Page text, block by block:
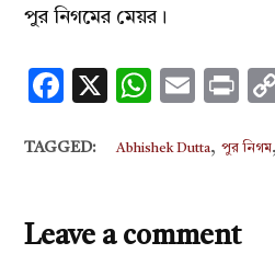
পুর নিগমের মেয়র।
Facebook
X
TAGGED: Abhishek Dutta,পুর নিগম,
Leave a comment